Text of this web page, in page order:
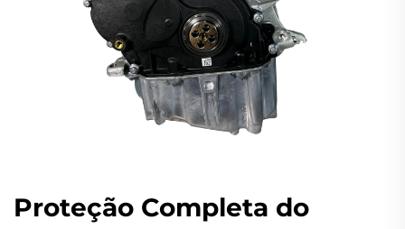
Proteção Completa do